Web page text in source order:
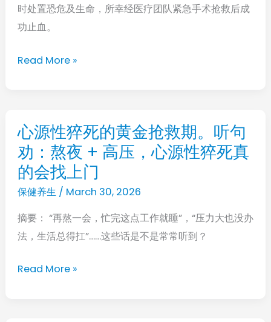
时处置恐危及生命，所幸经医疗团队紧急手术抢救后成
功止血。
广
场
导
瘤
破
裂，
医
师
提
醒：
意
Read More »
心源性猝死的黄金抢救期。听句
劝：熬夜 + 高压，心源性猝死真
的会找上门
保健养生/ March 30, 2026
摘要： “再熬一会，忙完这点工作就睡”，“压力大也没办
法，生活总得扛”……这些话是不是常常听到？
心
源
性
猝
的
黄
抢
Read More »